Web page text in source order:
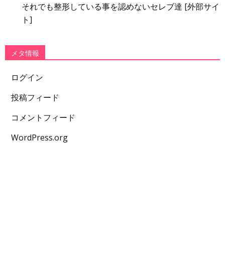
それでも整形している事を認めないセレブ達 [外部サイ
ト]
メタ情報
ログイン
投稿フィード
コメントフィード
WordPress.org